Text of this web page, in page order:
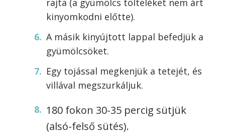
rajta (a gyümölcs tölteléket nem árt
kinyomkodni előtte).
A másik kinyújtott lappal befedjük a
gyümölcsöket.
Egy tojással megkenjük a tetejét, és
villával megszurkáljuk.
180 fokon 30-35 percig sütjük
(alsó-felső sütés).